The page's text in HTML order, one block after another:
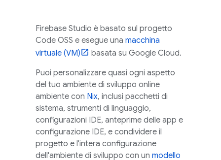
Firebase Studio è basato sul progetto
Code OSS e esegue una macchina
virtuale (VM)
basata su Google Cloud.
Puoi personalizzare quasi ogni aspetto
del tuo ambiente di sviluppo online
ambiente con Nix, inclusi pacchetti di
sistema, strumenti di linguaggio,
configurazioni IDE, anteprime delle app e
configurazione IDE, e condividere il
progetto e l'intera configurazione
dell'ambiente di sviluppo con un modello